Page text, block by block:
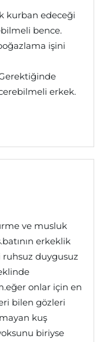
kurban edeceği
bence.
işini
erkek.
ve musluk
erkeklik
ruhsuz duygusuz
onlar için en
bilen gözleri
kuş
biriyse